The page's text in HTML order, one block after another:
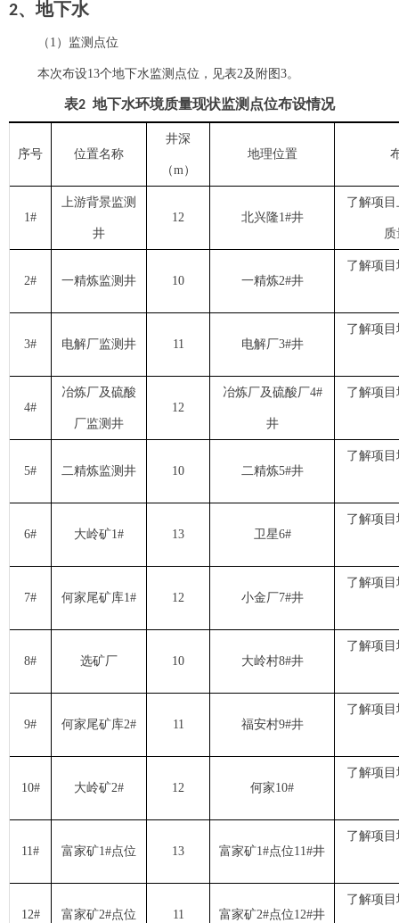
2、地下水
（1）监测点位
本次布设13个地下水监测点位，见表2及附图3。
表2 地下水环境质量现状监测点位布设情况
序号 位置名称
井深
（m）
地理位置
1#
上游背景监测
井
12 北兴隆1#井
了解项
2# 一精炼监测井 10 一精炼2#井
了解项
3# 电解厂监测井 11 电解厂3#井
了解项
4#
冶炼厂及硫酸
厂监测井
12
冶炼厂及硫酸厂4#
井
了解项
5# 二精炼监测井 10 二精炼5#井
了解项
6# 大岭矿1# 13 卫星6#
了解项
7# 何家尾矿库1# 12 小金厂7#井
了解项
8# 选矿厂 10 大岭村8#井
了解项
9# 何家尾矿库2# 11 福安村9#井
了解项
10# 大岭矿2# 12 何家10#
了解项
11# 富家矿1#点位 13 富家矿1#点位11#井
了解项
12# 富家矿2#点位 11 富家矿2#点位12#井
了解项